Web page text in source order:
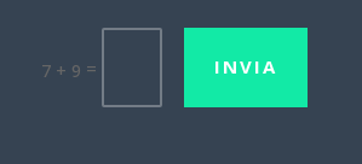
7 + 9 = INVIA